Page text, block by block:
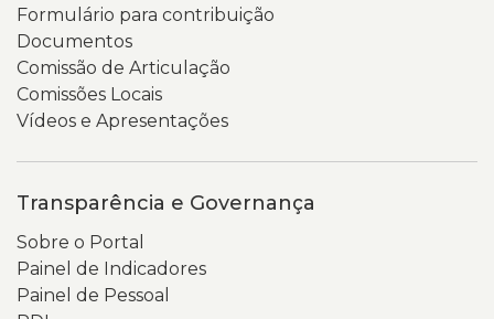
Formulário para contribuição
Documentos
Comissão de Articulação
Comissões Locais
Vídeos e Apresentações
Transparência e Governança
Sobre o Portal
Painel de Indicadores
Painel de Pessoal